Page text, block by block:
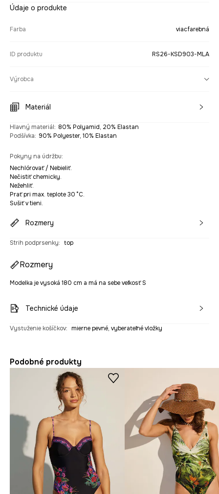
Údaje o produkte
Farba viacfarebná
ID produktu RS26-KSD903-MLA
Výrobca
Materiál
Hlavný materiál: 80% Polyamid, 20% Elastan
Podšívka: 90% Polyester, 10% Elastan
Pokyny na údržbu:
Nechlórovať / Nebieliť.
Nečistiť chemicky.
Nežehliť.
Prať pri max. teplote 30 °C.
Sušiť v tieni.
Rozmery
Strih podprsenky: top
Rozmery
Modelka je vysoká 180 cm a má na sebe veľkosť S
Technické údaje
Vystuženie košíčkov: mierne pevné, vyberateľné vložky
Podobné produkty